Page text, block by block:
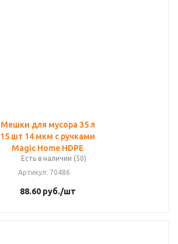
Мешки для мусора 35 л
15 шт 14 мкм с ручками
Magic Home HDPE
Есть в наличии (50)
Артикул: 70486
88.60руб./шт